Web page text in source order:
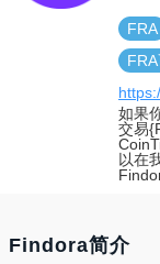
FRA
如果
交易
以在
Findora简介